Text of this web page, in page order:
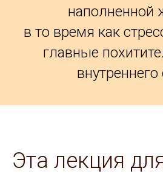
наполненной
в то время как
главные
внутреннего
Эта лекция